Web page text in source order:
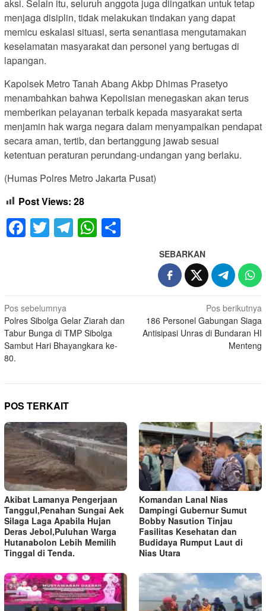
aksi. Selain itu, seluruh anggota juga diingatkan untuk tetap
menjaga disiplin, tidak melakukan tindakan yang dapat
memicu eskalasi situasi, serta senantiasa mengutamakan
keselamatan masyarakat dan personel yang bertugas di
lapangan.
Kapolsek Metro Tanah Abang Akbp Dhimas Prasetyo
menambahkan bahwa Kepolisian menegaskan akan terus
memberikan pelayanan terbaik kepada masyarakat serta
menjamin hak warga negara dalam menyampaikan pendapat
secara aman, tertib, dan bertanggung jawab sesuai
ketentuan peraturan perundang-undangan yang berlaku.
(Humas Polres Metro Jakarta Pusat)
Post Views: 28
Facebook
TwitterTelegram
WhatsApp
SEBARKAN
Navigasi
pos
Pos sebelumnya
Polres Sibolga Gelar Ziarah dan
Tabur Bunga di TMP Sibolga
Sambut Hari Bhayangkara ke-
80.
Pos berikutnya
186 Personel Gabungan Siaga
Antisipasi Unras di Bundaran HI
Menteng
POS TERKAIT
Akibat Lamanya Pengerjaan
Tanggul,Penahan Sungai Aek
Silaga Laga Apabila Hujan
Deras Jebol,Puluhan Warga
Hutanabolon Lebih Memilih
Tinggal di Tenda.
Komandan Lanal Nias
Dampingi Gubernur Sumut
Bobby Nasution Tinjau
Fasilitas Kesehatan dan
Budidaya Rumput Laut di
Nias Utara